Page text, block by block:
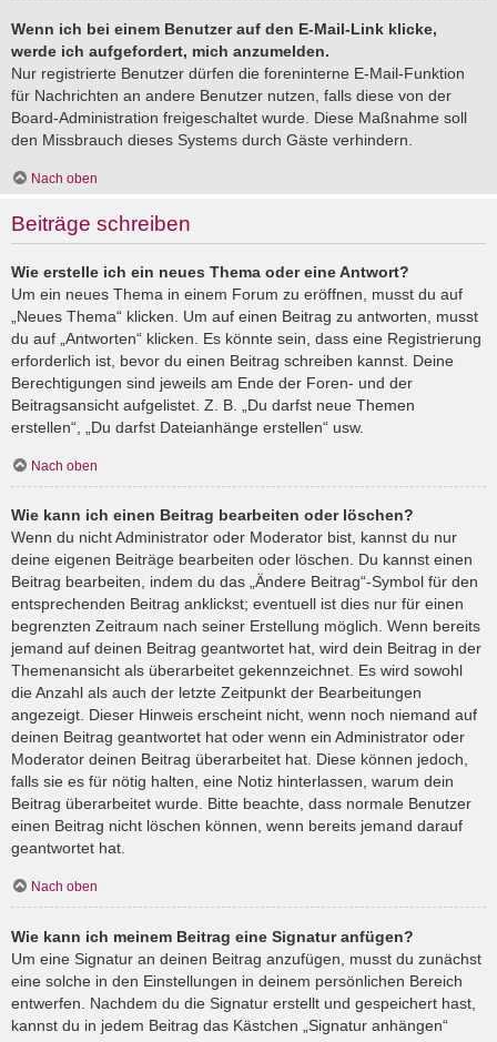
Wenn ich bei einem Benutzer auf den E-Mail-Link klicke,
werde ich aufgefordert, mich anzumelden.
Nur registrierte Benutzer dürfen die foreninterne E-Mail-Funktion
für Nachrichten an andere Benutzer nutzen, falls diese von der
Board-Administration freigeschaltet wurde. Diese Maßnahme soll
den Missbrauch dieses Systems durch Gäste verhindern.
Nach oben
Beiträge schreiben
Wie erstelle ich ein neues Thema oder eine Antwort?
Um ein neues Thema in einem Forum zu eröffnen, musst du auf
„Neues Thema“ klicken. Um auf einen Beitrag zu antworten, musst
du auf „Antworten“ klicken. Es könnte sein, dass eine Registrierung
erforderlich ist, bevor du einen Beitrag schreiben kannst. Deine
Berechtigungen sind jeweils am Ende der Foren- und der
Beitragsansicht aufgelistet. Z. B. „Du darfst neue Themen
erstellen“, „Du darfst Dateianhänge erstellen“ usw.
Nach oben
Wie kann ich einen Beitrag bearbeiten oder löschen?
Wenn du nicht Administrator oder Moderator bist, kannst du nur
deine eigenen Beiträge bearbeiten oder löschen. Du kannst einen
Beitrag bearbeiten, indem du das „Ändere Beitrag“-Symbol für den
entsprechenden Beitrag anklickst; eventuell ist dies nur für einen
begrenzten Zeitraum nach seiner Erstellung möglich. Wenn bereits
jemand auf deinen Beitrag geantwortet hat, wird dein Beitrag in der
Themenansicht als überarbeitet gekennzeichnet. Es wird sowohl
die Anzahl als auch der letzte Zeitpunkt der Bearbeitungen
angezeigt. Dieser Hinweis erscheint nicht, wenn noch niemand auf
deinen Beitrag geantwortet hat oder wenn ein Administrator oder
Moderator deinen Beitrag überarbeitet hat. Diese können jedoch,
falls sie es für nötig halten, eine Notiz hinterlassen, warum dein
Beitrag überarbeitet wurde. Bitte beachte, dass normale Benutzer
einen Beitrag nicht löschen können, wenn bereits jemand darauf
geantwortet hat.
Nach oben
Wie kann ich meinem Beitrag eine Signatur anfügen?
Um eine Signatur an deinen Beitrag anzufügen, musst du zunächst
eine solche in den Einstellungen in deinem persönlichen Bereich
entwerfen. Nachdem du die Signatur erstellt und gespeichert hast,
kannst du in jedem Beitrag das Kästchen „Signatur anhängen“